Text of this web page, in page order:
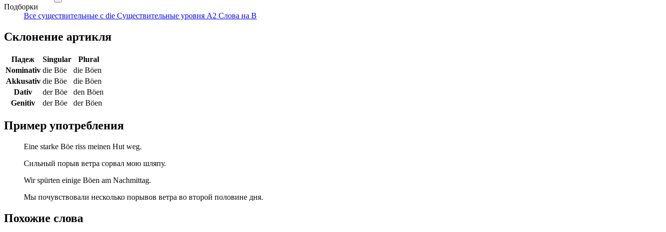
Подборки
Все существительные с die Существительные уровня A2 Слова на B
Склонение артикля
Падеж Singular
Plural
Nominativ die Böe
die Böen
Akkusativ die Böe
die Böen
Dativ
der Böe
den Böen
Genitiv
der Böe der Böen
Пример употребления
Eine starke Böe riss meinen Hut weg.
Сильный порыв ветра сорвал мою шляпу.
Wir spürten einige Böen am Nachmittag.
Мы почувствовали несколько порывов ветра во второй половине дня.
Похожие слова